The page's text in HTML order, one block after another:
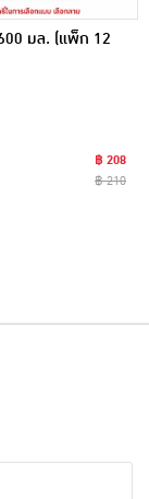
มล. (แพ็ก 12
฿ 208
฿ 210